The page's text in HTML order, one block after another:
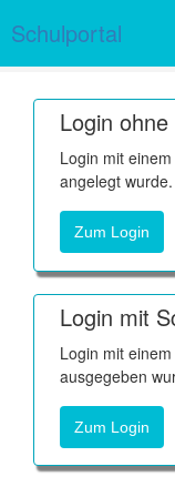
Schulportal
Login
Login mit
angelegt wurde.
Zum Login
Login mit
Login mit
ausgegeben
Zum Login